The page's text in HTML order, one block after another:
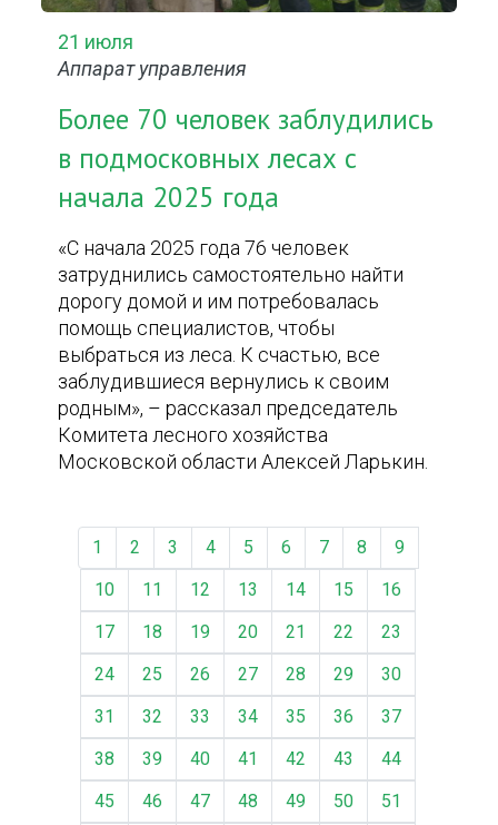
21 июля
Аппарат управления
Более 70 человек заблудились
в подмосковных лесах с
начала 2025 года
«С начала 2025 года 76 человек
затруднились самостоятельно найти
дорогу домой и им потребовалась
помощь специалистов, чтобы
выбраться из леса. К счастью, все
заблудившиеся вернулись к своим
родным», – рассказал председатель
Комитета лесного хозяйства
Московской области Алексей Ларькин.
1 2 3 4 5 6 7 8
9
10
11 12 13 14 15
16
17
18 19 20 21 22
23
24
25 26 27 28 29
30
31
32 33 34 35 36
37
38
39 40 41 42 43
44
45
46 47 48 49 50
51